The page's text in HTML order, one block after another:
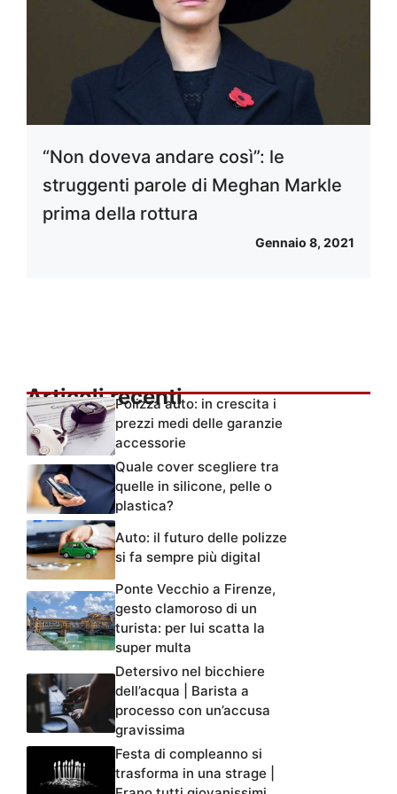
“Non doveva andare così”: le
struggenti parole di Meghan Markle
prima della rottura
Gennaio 8, 2021
Articoli recentiPolizza auto: in crescita i
prezzi medi delle garanzie
accessorie
Quale cover scegliere tra
quelle in silicone, pelle o
plastica?
Auto: il futuro delle polizze
si fa sempre più digital
Ponte Vecchio a Firenze,
gesto clamoroso di un
turista: per lui scatta la
super multa
Detersivo nel bicchiere
dell’acqua | Barista a
processo con un’accusa
gravissima
Festa di compleanno si
trasforma in una strage |